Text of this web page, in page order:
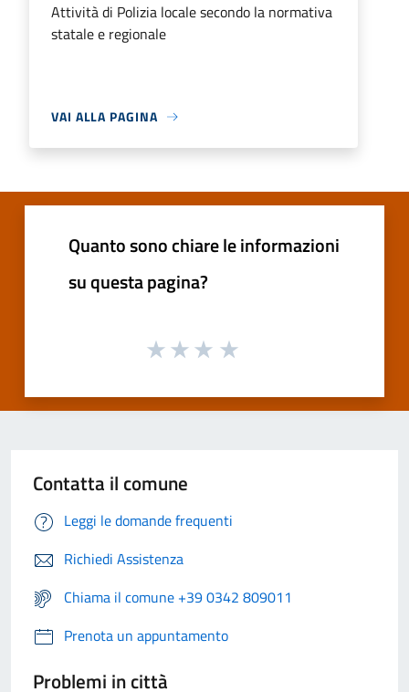
Attività di Polizia locale secondo la normativa
statale e regionale
VAI ALLA PAGINA
Quanto sono chiare le informazioni
su questa pagina?
Contatta il comune
Leggi le domande frequenti
Richiedi Assistenza
Chiama il comune +39 0342 809011
Prenota un appuntamento
Problemi in città